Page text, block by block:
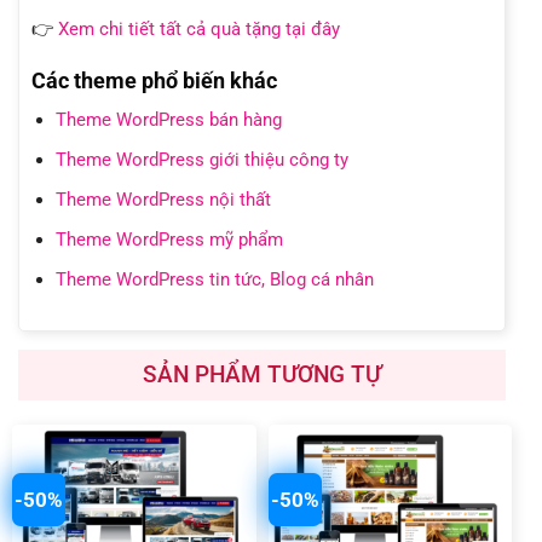
👉 Xem chi tiết tất cả quà tặng tại đây
Các theme phổ biến khác
Theme WordPress bán hàng
Theme WordPress giới thiệu công ty
Theme WordPress nội thất
Theme WordPress mỹ phẩm
Theme WordPress tin tức, Blog cá nhân
SẢN PHẨM TƯƠNG TỰ
-50% -50%